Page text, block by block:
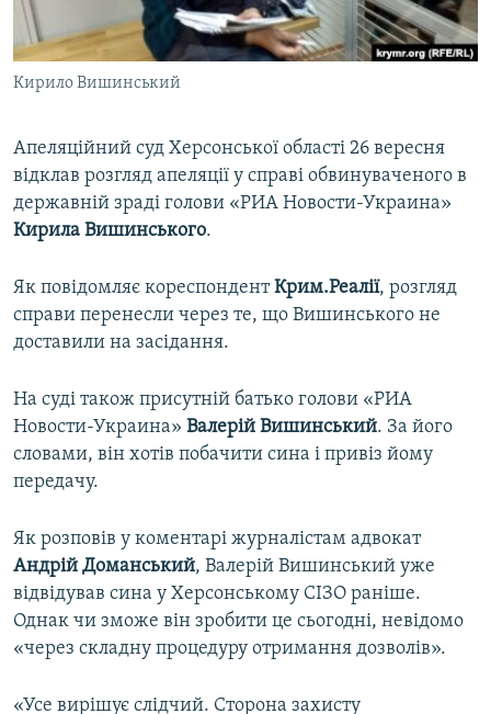
СВІДЧЕННЯ ОКУПАЦІЇ
УКРАЇНСЬКА ПРОБЛЕМА КРИМУ
ІНФОГРАФІКА
Qırımtatar
ДОЛУЧАЙСЯ!
Усі сайти RFE/RL
Кирило Вишинський
Апеляційний суд Херсонської області 26 вересня
відклав розгляд апеляції у справі обвинуваченого в
державній зраді голови «РИА Новости-Украина»
Кирила Вишинського.
Як повідомляє кореспондентКрим.Реалії, розгляд
справи перенесли через те, що Вишинського не
доставили на засідання.
На суді також присутній батько голови «РИА
Новости-Украина» Валерій Вишинський. За його
словами, він хотів побачити сина і привіз йому
передачу.
Як розповів у коментарі журналістам адвокат
Андрій Доманський, Валерій Вишинський уже
відвідував сина у Херсонському СІЗО раніше.
Однак чи зможе він зробити це сьогодні, невідомо
«через складну процедуру отримання дозволів».
«Усе вирішує слідчий. Сторона захисту